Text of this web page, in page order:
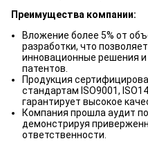
Преимущества компании:
Вложение более 5% от
разработки, что
инновационные решения и
патентов.
Продукция
стандартам ISO9001,
гарантирует высокое
Компания прошла аудит
демонстрируя
ответственности.